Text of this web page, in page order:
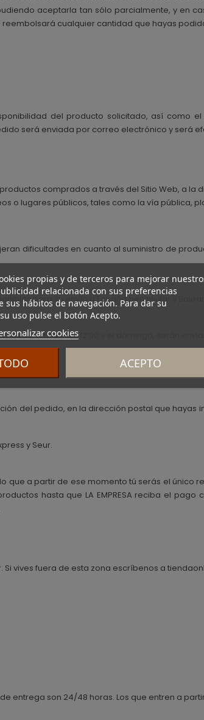
propias y de terceros para mejorar
relacionada con sus preferencias
sus hábitos de navegación. Para dar su
uso pulse el botón Acepto.
cookies
ACEPTO
aceptarla tan sólo parcialmente, y en
cualquier cantidad que hayas
del producto solicitado, así
será enviada por correo electrónico y será
comprados a través del Sitio Web, a
o lugares públicos, tales como la vía pública,
dificultades en cuanto al suministro de
para su envío a España peninsular y
a partir de las 12’00 y el domingo, serán
del pedido, en la dirección postal que
y Seur.
a partir de ese momento tú serás el único
hasta que LA EMPRESA reciba el
vives fuera de esta zona escríbenos a
entrega son 24/48 horas. Los que entren a